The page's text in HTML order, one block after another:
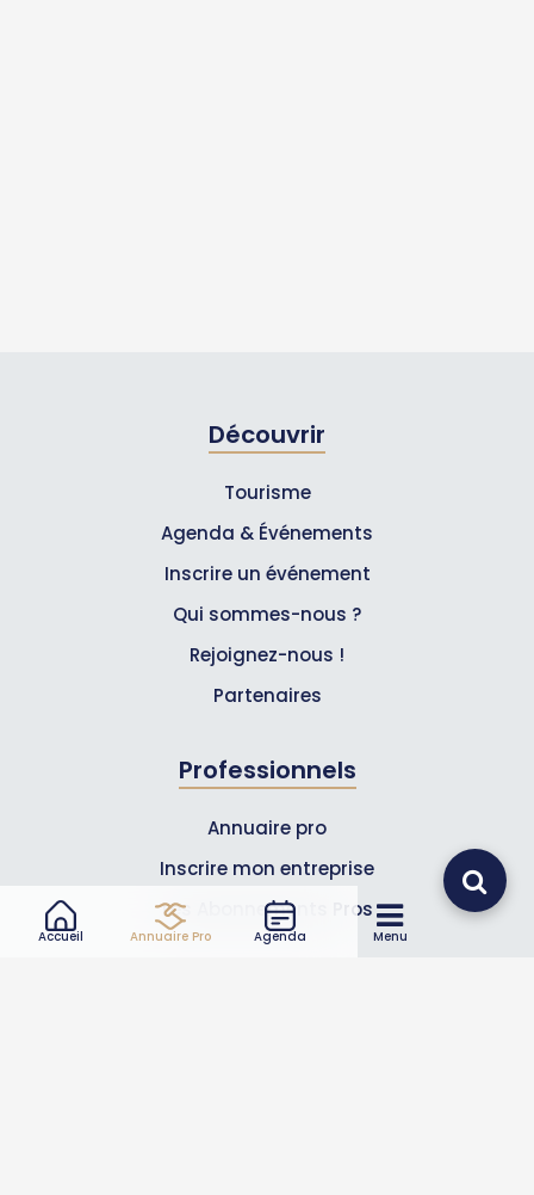
Accueil Annuaire Pro Agenda Menu
Découvrir
Tourisme
Agenda & Événements
Inscrire un événement
Qui sommes-nous ?
Rejoignez-nous !
Partenaires
Professionnels
Annuaire pro
Inscrire mon entreprise
Les Abonnements Pros